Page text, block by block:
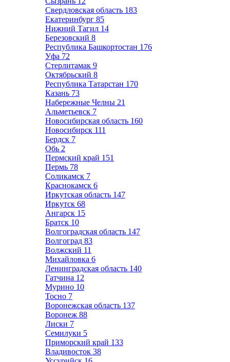
Свердловская область 183
Екатеринбург 85
Нижний Тагил 14
Березовский 8
Республика Башкортостан 176
Уфа 72
Стерлитамак 9
Октябрьский 8
Республика Татарстан 170
Казань 73
Набережные Челны 21
Альметьевск 7
Новосибирская область 160
Новосибирск 111
Бердск 7
Обь 2
Пермский край 151
Пермь 78
Соликамск 7
Краснокамск 6
Иркутская область 147
Иркутск 68
Ангарск 15
Братск 10
Волгоградская область 147
Волгоград 83
Волжский 11
Михайловка 6
Ленинградская область 140
Гатчина 12
Мурино 10
Тосно 7
Воронежская область 137
Воронеж 88
Лиски 7
Семилуки 5
Приморский край 133
Владивосток 38